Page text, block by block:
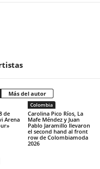
Más del autor
de
Arena
Colombia
Carolina Pico Ríos, La
Mafe Méndez y Juan
Pablo Jaramillo llevaron
el second hand al front
row de Colombiamoda
2026